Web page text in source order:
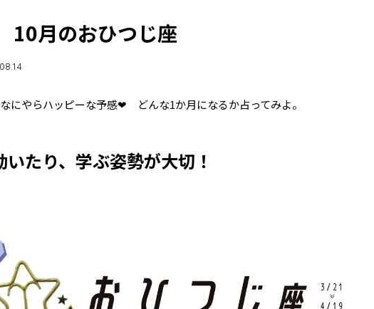
月のおひつじ座
にやらハッピーな予感❤ どんな1か月になるか占ってみよ。
たり、学ぶ姿勢が大切！